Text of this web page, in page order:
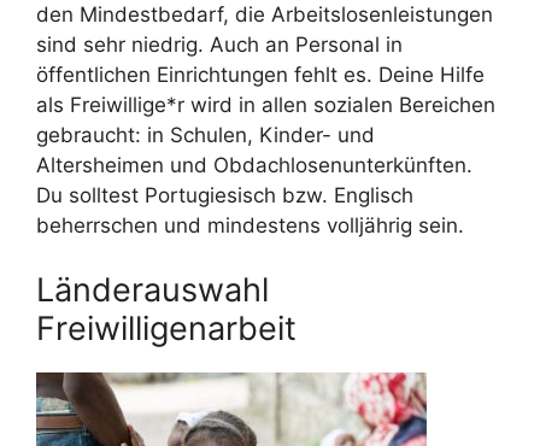
den Mindestbedarf, die Arbeitslosenleistungen
sind sehr niedrig. Auch an Personal in
öffentlichen Einrichtungen fehlt es. Deine Hilfe
als Freiwillige*r wird in allen sozialen Bereichen
gebraucht: in Schulen, Kinder- und
Altersheimen und Obdachlosenunterkünften.
Du solltest Portugiesisch bzw. Englisch
beherrschen und mindestens volljährig sein.
Länderauswahl
Freiwilligenarbeit